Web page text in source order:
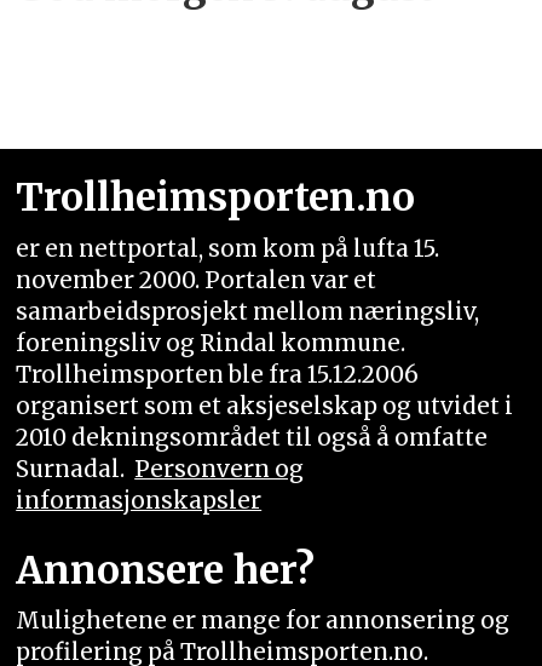
Trollheimsporten.no
er en nettportal, som kom på lufta 15.
november 2000. Portalen var et
samarbeidsprosjekt mellom næringsliv,
foreningsliv og Rindal kommune.
Trollheimsporten ble fra 15.12.2006
organisert som et aksjeselskap og utvidet i
2010 dekningsområdet til også å omfatte
Surnadal. Personvern og
informasjonskapsler
Annonsere her?
Mulighetene er mange for annonsering og
profilering på Trollheimsporten.no.